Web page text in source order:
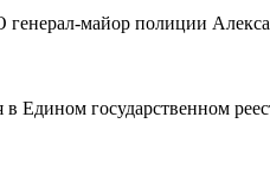
майор полиции
Едином государственном